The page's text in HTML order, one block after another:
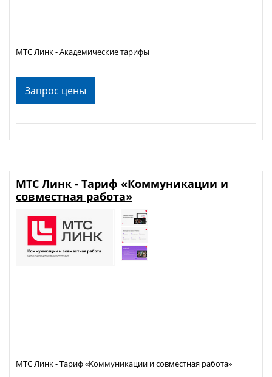
Запрос цены
МТС Линк - Академические тарифы
МТС Линк - Тариф «Коммуникации и
совместная работа»
МТС Линк - Тариф «Коммуникации и совместная работа»